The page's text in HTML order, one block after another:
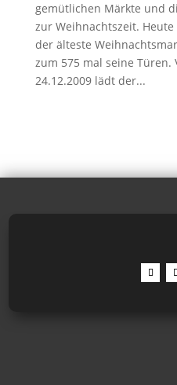
gemütlichen Märkte und
zur Weihnachtszeit.
der älteste
zum 575 mal seine Türen.
24.12.2009 lädt der...